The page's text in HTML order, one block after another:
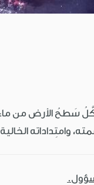
سَطحُ الأرض من
وامتِداداته